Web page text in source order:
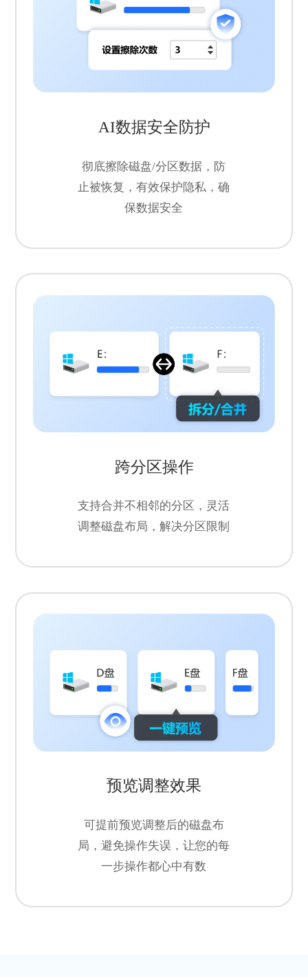
AI数据安全防护
彻底擦除磁盘/分区数据，防
止被恢复，有效保护隐私，确
保数据安全
跨分区操作
支持合并不相邻的分区，灵活
调整磁盘布局，解决分区限制
预览调整效果
可提前预览调整后的磁盘布
局，避免操作失误，让您的每
一步操作都心中有数